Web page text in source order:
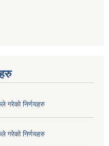
गरेको निर्णयहरु
गरेको निर्णयहरु